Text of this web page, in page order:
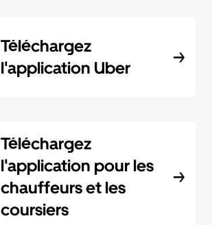
Téléchargez
l'application Uber
Téléchargez
l'application pour les
chauffeurs et les
coursiers